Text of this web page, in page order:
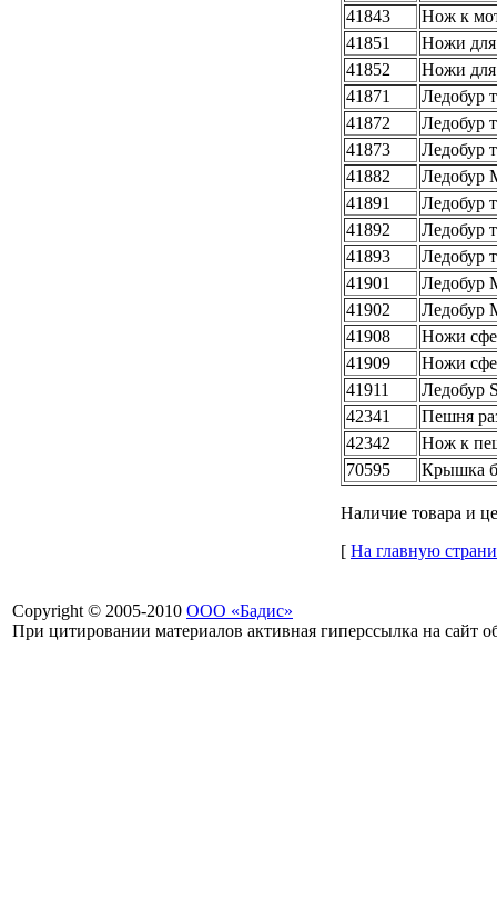
41843
Нож к
41851
Ножи для
41852
Ножи для
41871
Ледобур
41872
Ледобур
41873
Ледобур
41882
Ледобур
41891
Ледобур
41892
Ледобур
41893
Ледобур
41901
Ледобур
41902
Ледобур
41908
Ножи
41909
Ножи
41911
Ледобур
42341
Пешня
42342
Нож к
70595
Крышка
Наличие товара и
[ На главную
Copyright © 2005-2010 ООО «Бадис»
При цитировании материалов активная гиперссылка на сайт